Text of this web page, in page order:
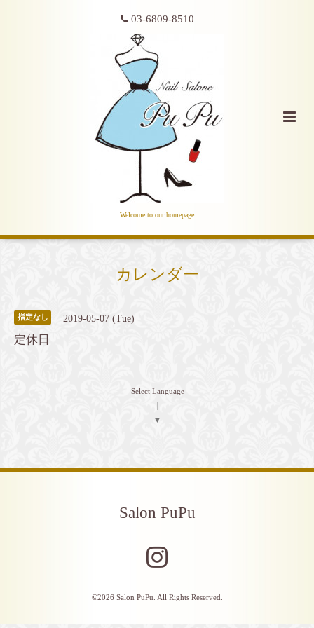
03-6809-8510
Welcome to our homepage
カレンダー
指定なし 2019-05-07 (Tue)
定休日
Select Language
▼
Salon PuPu
©2026 Salon PuPu . All Rights Reserved.